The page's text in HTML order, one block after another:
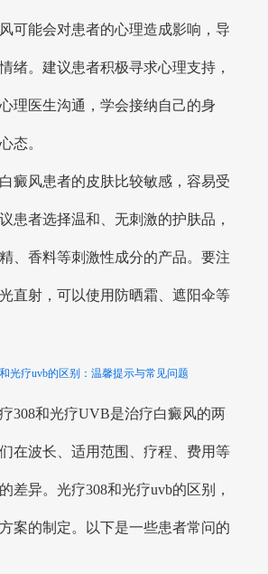
可能会对患者的心理造成影响，导
绪。建议患者积极寻求心理支持，
理医生沟通，学会接纳自己的身
态。
癜风患者的皮肤比较敏感，容易受
患者选择温和、无刺激的护肤品，
、香料等刺激性成分的产品。要注
直射，可以使用防晒霜、遮阳伞等
光疗uvb的区别：温馨提示与常见问题
308和光疗UVB是治疗白癜风的两
在波长、适用范围、疗程、费用等
差异。光疗308和光疗uvb的区别，
案的制定。以下是一些患者常问的